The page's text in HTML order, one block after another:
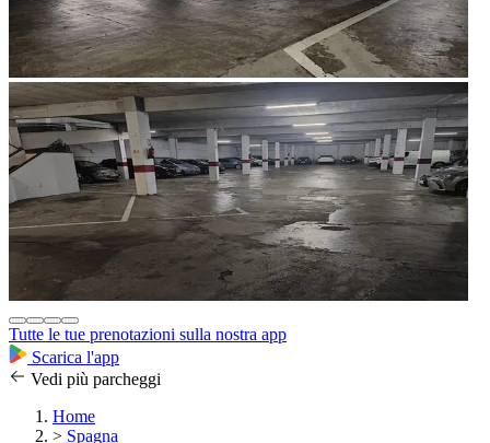
Tutte le tue prenotazioni sulla nostra app
Scarica l'app
Vedi più parcheggi
Home
> Spagna